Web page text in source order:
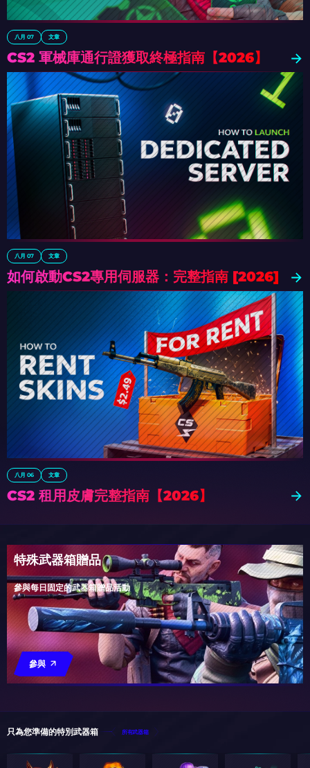
八月 07 文章
CS2 軍械庫通行證獲取終極指南【2026】
八月 07 文章
如何啟動CS2專用伺服器：完整指南 [2026]
八月 06 文章
CS2 租用皮膚完整指南【2026】
特殊武器箱贈品
參與每日固定的武器箱贈品活動
參與
只為您準備的特別武器箱 所有武器箱